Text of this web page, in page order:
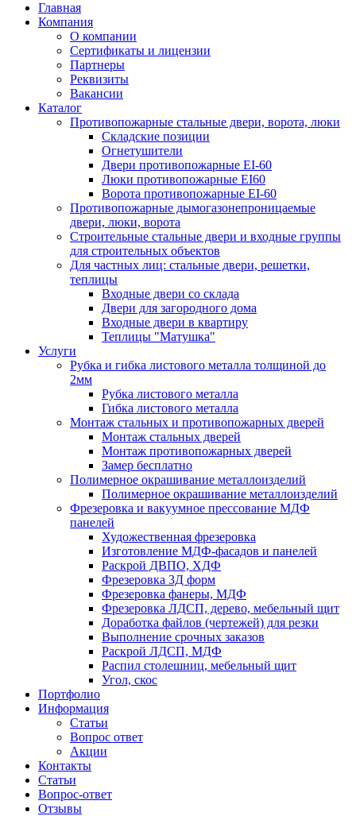
Главная
Компания
О компании
Сертификаты и лицензии
Партнеры
Реквизиты
Вакансии
Каталог
Противопожарные стальные двери, ворота, люки
Складские позиции
Огнетушители
Двери противопожарные EI-60
Люки противопожарные EI60
Ворота противопожарные EI-60
Противопожарные дымогазонепроницаемые
двери, люки, ворота
Строительные стальные двери и входные группы
для строительных объектов
Для частных лиц: стальные двери, решетки,
теплицы
Входные двери со склада
Двери для загородного дома
Входные двери в квартиру
Теплицы "Матушка"
Услуги
Рубка и гибка листового металла толщиной до
2мм
Рубка листового металла
Гибка листового металла
Монтаж стальных и противопожарных дверей
Монтаж стальных дверей
Монтаж противопожарных дверей
Замер бесплатно
Полимерное окрашивание металлоизделий
Полимерное окрашивание металлоизделий
Фрезеровка и вакуумное прессование МДФ
панелей
Художественная фрезеровка
Изготовление МДФ-фасадов и панелей
Раскрой ДВПО, ХДФ
Фрезеровка 3Д форм
Фрезеровка фанеры, МДФ
Фрезеровка ЛДСП, дерево, мебельный щит
Доработка файлов (чертежей) для резки
Выполнение срочных заказов
Раскрой ЛДСП, МДФ
Распил столешниц, мебельный щит
Угол, скос
Портфолио
Информация
Статьи
Вопрос ответ
Акции
Контакты
Статьи
Вопрос-ответ
Отзывы